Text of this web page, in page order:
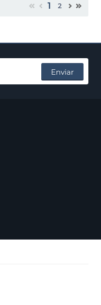
1 2
Enviar